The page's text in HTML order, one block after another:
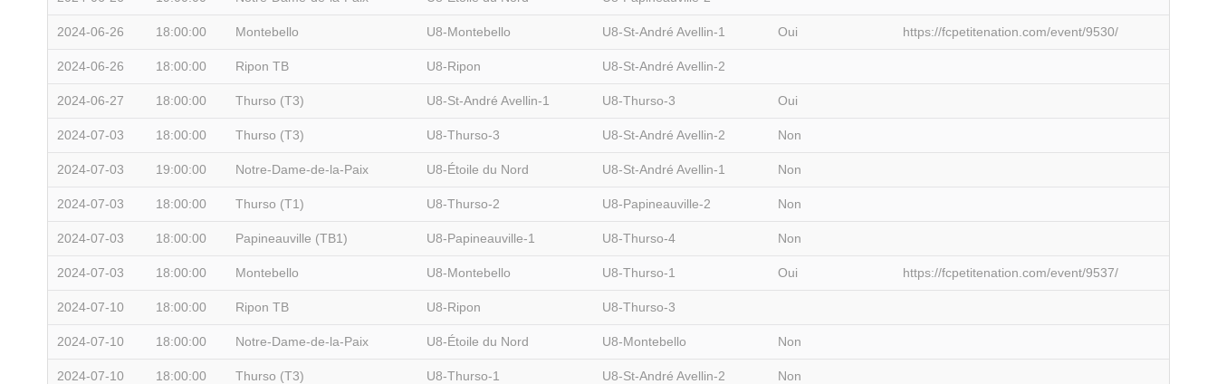
2024-06-26 18:00:00 Montebello U8-Montebello U8-St-André Avellin-1 Oui https://fcpetitenation.com/event/9530/
2024-06-26 18:00:00 Ripon TB U8-Ripon U8-St-André Avellin-2
2024-06-27 18:00:00 Thurso (T3) U8-St-André Avellin-1 U8-Thurso-3 Oui
2024-07-03 18:00:00 Thurso (T3) U8-Thurso-3 U8-St-André Avellin-2 Non
2024-07-03 19:00:00 Notre-Dame-de-la-Paix U8-Étoile du Nord U8-St-André Avellin-1 Non
2024-07-03 18:00:00 Thurso (T1) U8-Thurso-2 U8-Papineauville-2 Non
2024-07-03 18:00:00 Papineauville (TB1) U8-Papineauville-1 U8-Thurso-4 Non
2024-07-03 18:00:00 Montebello U8-Montebello U8-Thurso-1 Oui https://fcpetitenation.com/event/9537/
2024-07-10 18:00:00 Ripon TB U8-Ripon U8-Thurso-3
2024-07-10 18:00:00 Notre-Dame-de-la-Paix U8-Étoile du Nord U8-Montebello Non
2024-07-10 18:00:00 Thurso (T3) U8-Thurso-1 U8-St-André Avellin-2 Non